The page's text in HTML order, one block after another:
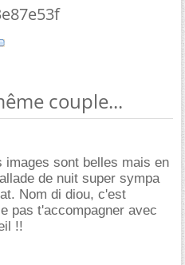
couple...
images sont belles mais en
de nuit super sympa
Nom di diou, c'est
pas t'accompagner avec
!!